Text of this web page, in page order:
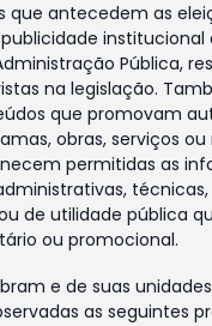
que antecedem as
institucional
Pública,
na legislação.
que promovam
obras, serviços
permitidas as
técnicas,
de utilidade pública
ou promocional.
e de suas
as seguintes